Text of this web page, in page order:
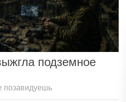
подземное
позавидуешь